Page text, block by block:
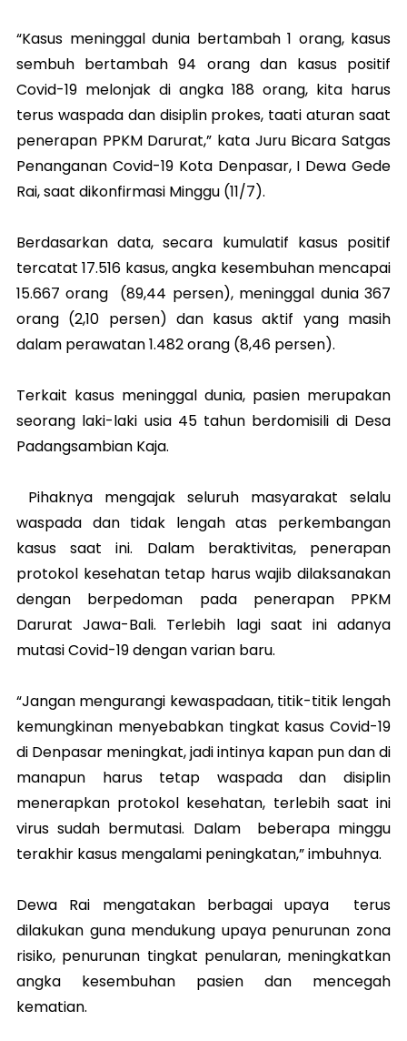
“Kasus meninggal dunia bertambah 1 orang, kasus
sembuh bertambah 94 orang dan kasus positif
Covid-19 melonjak di angka 188 orang, kita harus
terus waspada dan disiplin prokes, taati aturan saat
penerapan PPKM Darurat,” kata Juru Bicara Satgas
Penanganan Covid-19 Kota Denpasar, I Dewa Gede
Rai, saat dikonfirmasi Minggu (11/7).
Berdasarkan data, secara kumulatif kasus positif
tercatat 17.516 kasus, angka kesembuhan mencapai
15.667 orang (89,44 persen), meninggal dunia 367
orang (2,10 persen) dan kasus aktif yang masih
dalam perawatan 1.482 orang (8,46 persen).
Terkait kasus meninggal dunia, pasien merupakan
seorang laki-laki usia 45 tahun berdomisili di Desa
Padangsambian Kaja.
Pihaknya mengajak seluruh masyarakat selalu
waspada dan tidak lengah atas perkembangan
kasus saat ini. Dalam beraktivitas, penerapan
protokol kesehatan tetap harus wajib dilaksanakan
dengan berpedoman pada penerapan PPKM
Darurat Jawa-Bali. Terlebih lagi saat ini adanya
mutasi Covid-19 dengan varian baru.
“Jangan mengurangi kewaspadaan, titik-titik lengah
kemungkinan menyebabkan tingkat kasus Covid-19
di Denpasar meningkat, jadi intinya kapan pun dan di
manapun harus tetap waspada dan disiplin
menerapkan protokol kesehatan, terlebih saat ini
virus sudah bermutasi. Dalam beberapa minggu
terakhir kasus mengalami peningkatan,” imbuhnya.
Dewa Rai mengatakan berbagai upaya terus
dilakukan guna mendukung upaya penurunan zona
risiko, penurunan tingkat penularan, meningkatkan
angka kesembuhan pasien dan mencegah
kematian.